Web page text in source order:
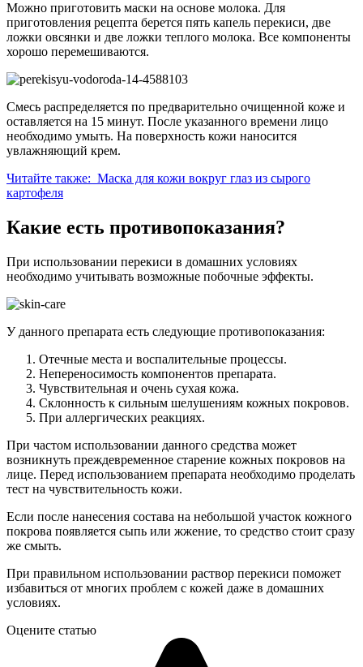
Можно приготовить маски на основе молока. Для
приготовления рецепта берется пять капель перекиси, две
ложки овсянки и две ложки теплого молока. Все компоненты
хорошо перемешиваются.
Смесь распределяется по предварительно очищенной коже и
оставляется на 15 минут. После указанного времени лицо
необходимо умыть. На поверхность кожи наносится
увлажняющий крем.
Читайте также: Маска для кожи вокруг глаз из сырого
картофеля
Какие есть противопоказания?
При использовании перекиси в домашних условиях
необходимо учитывать возможные побочные эффекты.
У данного препарата есть следующие противопоказания:
Отечные места и воспалительные процессы.
Непереносимость компонентов препарата.
Чувствительная и очень сухая кожа.
Склонность к сильным шелушениям кожных покровов.
При аллергических реакциях.
При частом использовании данного средства может
возникнуть преждевременное старение кожных покровов на
лице. Перед использованием препарата необходимо проделать
тест на чувствительность кожи.
Если после нанесения состава на небольшой участок кожного
покрова появляется сыпь или жжение, то средство стоит сразу
же смыть.
При правильном использовании раствор перекиси поможет
избавиться от многих проблем с кожей даже в домашних
условиях.
Оцените статью